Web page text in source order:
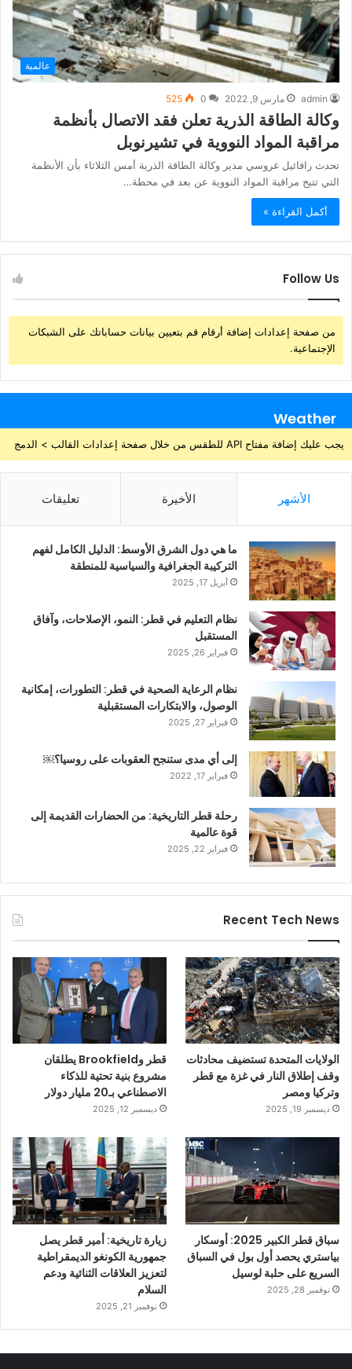
عالمية
admin مارس 9, 2022 0
525
وكالة الطاقة الذرية تعلن فقد الاتصال بأنظمة
مراقبة المواد النووية في تشيرنوبل
تحدث رافائيل غروسي مدير وكالة الطاقة الذرية أمس الثلاثاء بأن الأنظمة
التي تتيح مراقبة المواد النووية عن بعد في محطة…
أكمل القراءة »
Follow Us
من صفحة إعدادات إضافة أرقام قم بتعيين بيانات حساباتك على الشبكات
الإجتماعية.
Weather
يجب عليك إضافة مفتاح API للطقس من خلال صفحة إعدادات القالب > الدمج
الأشهر الأخيرة تعليقات
ما هي دول الشرق الأوسط: الدليل الكامل لفهم
التركيبة الجغرافية والسياسية للمنطقة
أبريل 17, 2025
نظام التعليم في قطر: النمو، الإصلاحات، وآفاق
المستقبل
فبراير 26, 2025
نظام الرعاية الصحية في قطر: التطورات، إمكانية
الوصول، والابتكارات المستقبلية
فبراير 27, 2025
إلى أي مدى ستنجح العقوبات على روسيا؟￼
فبراير 17, 2022
رحلة قطر التاريخية: من الحضارات القديمة إلى
قوة عالمية
فبراير 22, 2025
Recent Tech News
الولايات المتحدة تستضيف محادثات
وقف إطلاق النار في غزة مع قطر
وتركيا ومصر
ديسمبر 19, 2025
قطر وBrookfield يطلقان
مشروع بنية تحتية للذكاء
الاصطناعي بـ20 مليار دولار
ديسمبر 12, 2025
سباق قطر الكبير 2025: أوسكار
بياستري يحصد أول بول في السباق
السريع على حلبة لوسيل
نوفمبر 28, 2025
زيارة تاريخية: أمير قطر يصل
جمهورية الكونغو الديمقراطية
لتعزيز العلاقات الثنائية ودعم
السلام
نوفمبر 21, 2025